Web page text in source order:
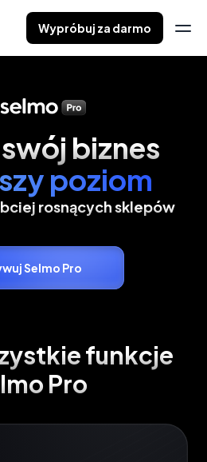
Wypróbuj za darmo
biznes
poziom
rosnących sklepów
Selmo Pro
funkcje
Pro